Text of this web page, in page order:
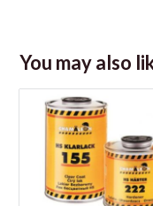
You may also